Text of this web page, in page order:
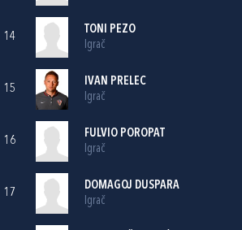
14
TONI PEZO
Igrač
15
IVAN PRELEC
Igrač
16
FULVIO POROPAT
Igrač
17
DOMAGOJ DUSPARA
Igrač